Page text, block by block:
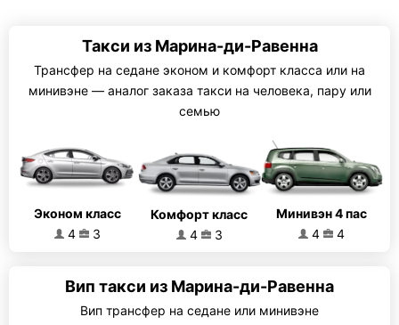
Такси из Марина-ди-Равенна
Трансфер на седане эконом и комфорт класса или на
минивэне — аналог заказа такси на человека, пару или
семью
Эконом класс
4
3
Комфорт класс
4
3
Минивэн 4 пас
4
4
Вип такси из Марина-ди-Равенна
Вип трансфер на седане или минивэне